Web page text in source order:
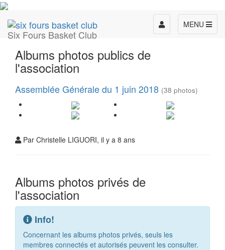
Six Fours Basket Club
MENU
Toggle
navigation
Albums photos publics de
l'association
Assemblée Générale du 1 juin 2018 (38 photos)
Par Christelle LIGUORI, il y a 8 ans
Albums photos privés de
l'association
Info!
Concernant les albums photos privés, seuls les
membres connectés et autorisés peuvent les consulter.